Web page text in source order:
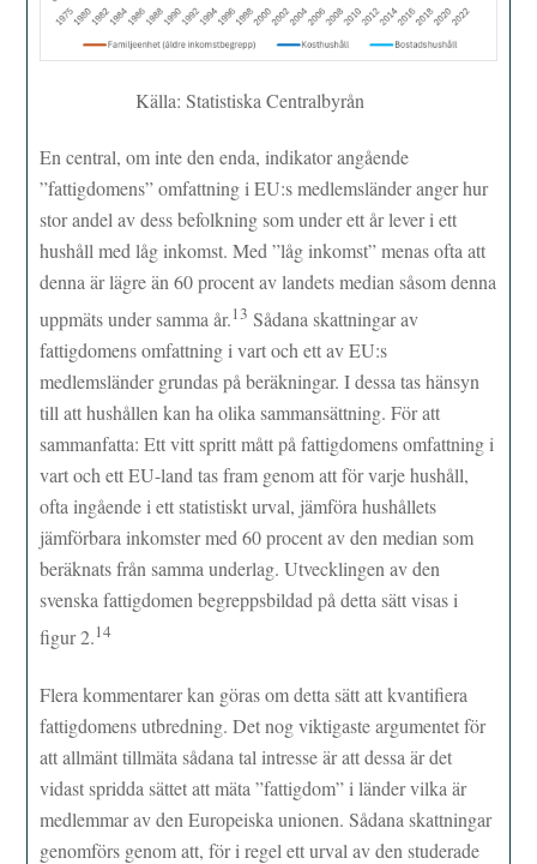
Källa: Statistiska Centralbyrån
En central, om inte den enda, indikator angående
”fattigdomens” omfattning i EU:s medlemsländer anger hur
stor andel av dess befolkning som under ett år lever i ett
hushåll med låg inkomst. Med ”låg inkomst” menas ofta att
denna är lägre än 60 procent av landets median såsom denna
uppmäts under samma år.13 Sådana skattningar av
fattigdomens omfattning i vart och ett av EU:s
medlemsländer grundas på beräkningar. I dessa tas hänsyn
till att hushållen kan ha olika sammansättning. För att
sammanfatta: Ett vitt spritt mått på fattigdomens omfattning i
vart och ett EU-land tas fram genom att för varje hushåll,
ofta ingående i ett statistiskt urval, jämföra hushållets
jämförbara inkomster med 60 procent av den median som
beräknats från samma underlag. Utvecklingen av den
svenska fattigdomen begreppsbildad på detta sätt visas i
figur 2.14
Flera kommentarer kan göras om detta sätt att kvantifiera
fattigdomens utbredning. Det nog viktigaste argumentet för
att allmänt tillmäta sådana tal intresse är att dessa är det
vidast spridda sättet att mäta ”fattigdom” i länder vilka är
medlemmar av den Europeiska unionen. Sådana skattningar
genomförs genom att, för i regel ett urval av den studerade